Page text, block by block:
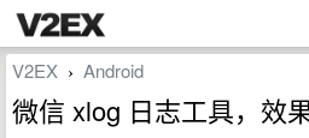
V2EX › Android
微信 xlog 日志工具，效